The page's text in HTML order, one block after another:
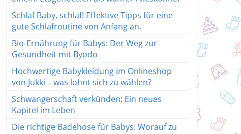
Schlaf Baby, schlaf! Effektive Tipps für eine
gute Schlafroutine von Anfang an.
Bio-Ernährung für Babys: Der Weg zur
Gesundheit mit Byodo
Hochwertige Babykleidung im Onlineshop
von Jukki – was lohnt sich zu wählen?
Schwangerschaft verkünden: Ein neues
Kapitel im Leben
Die richtige Badehose für Babys: Worauf zu